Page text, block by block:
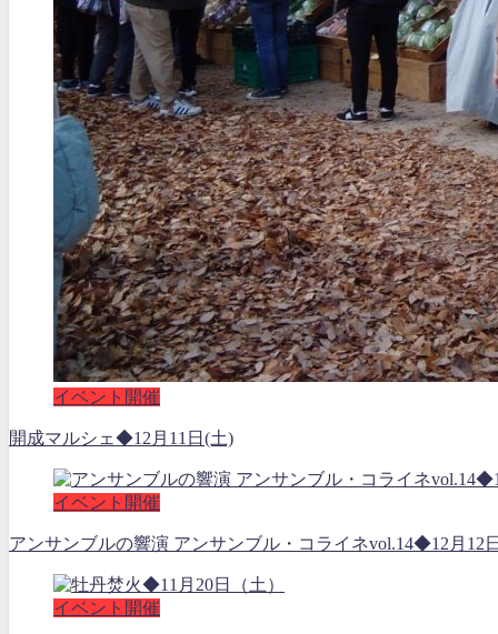
イベント開催
開成マルシェ◆12月11日(土)
イベント開催
アンサンブルの響演 アンサンブル・コライネvol.14◆12月12
イベント開催